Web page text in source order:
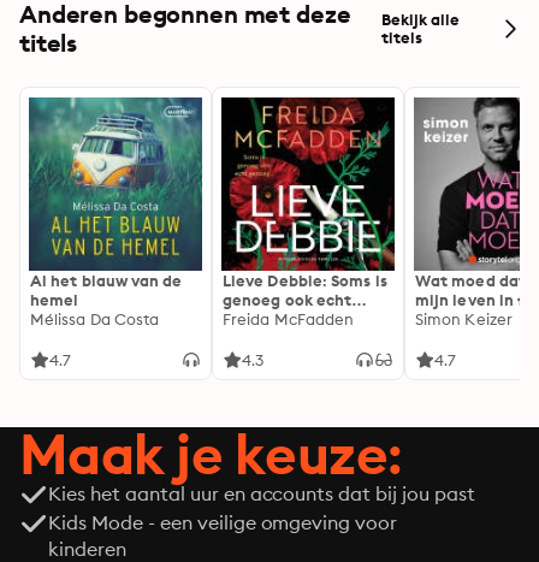
Anderen begonnen met deze
titels
Bekijk alle
titels
Al het blauw van de
hemel
Mélissa Da Costa
4.7
Lieve Debbie: Soms is
genoeg ook echt
genoeg...
Freida McFadden
4.3
Wat moed dat
mijn leven in
Simon Keizer
4.7
Maak je keuze:
Kies het aantal uur en accounts dat bij jou past
Kids Mode - een veilige omgeving voor
kinderen